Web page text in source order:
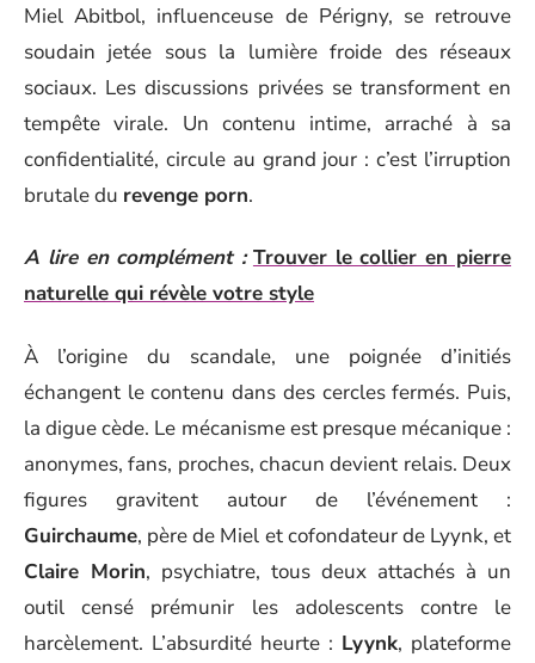
Miel Abitbol, influenceuse de Périgny, se retrouve
soudain jetée sous la lumière froide des réseaux
sociaux. Les discussions privées se transforment en
tempête virale. Un contenu intime, arraché à sa
confidentialité, circule au grand jour : c’est l’irruption
brutale du revenge porn.
A lire en complément : Trouver le collier en pierre
naturelle qui révèle votre style
À l’origine du scandale, une poignée d’initiés
échangent le contenu dans des cercles fermés. Puis,
la digue cède. Le mécanisme est presque mécanique :
anonymes, fans, proches, chacun devient relais. Deux
figures gravitent autour de l’événement :
Guirchaume, père de Miel et cofondateur de Lyynk, et
Claire Morin, psychiatre, tous deux attachés à un
outil censé prémunir les adolescents contre le
harcèlement. L’absurdité heurte : Lyynk, plateforme